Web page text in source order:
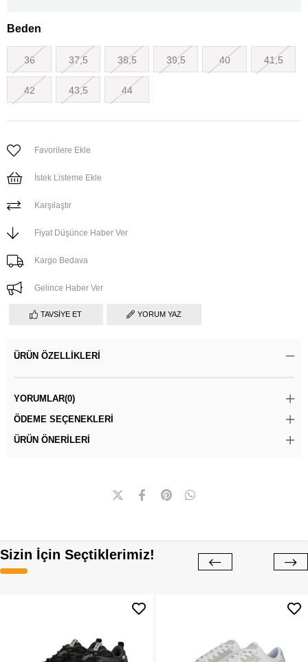
Beden
36 37,5 38,5 39,5 40 41,5
42 43,5 44
Favorilere Ekle
İstek Listeme Ekle
Karşılaştır
Fiyat Düşünce Haber Ver
Kargo Bedava
Gelince Haber Ver
TAVSIYE ET YORUM YAZ
ÜRÜN ÖZELLIKLERI
YORUMLAR(0)
ÖDEME SEÇENEKLERI
ÜRÜN ÖNERILERI
Sizin İçin Seçtiklerimiz!